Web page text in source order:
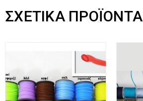
ΣΧΕΤΙΚΆ ΠΡΟΪΌΝΤΑ